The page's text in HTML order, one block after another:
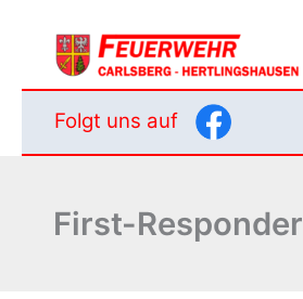
springen
Folgt uns auf
First-Responder